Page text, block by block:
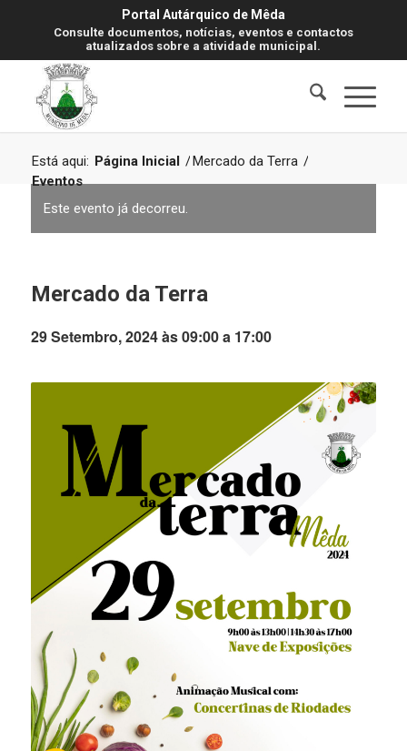
Portal Autárquico de Mêda
Consulte documentos, notícias, eventos e contactos
atualizados sobre a atividade municipal.
Está aqui: Página Inicial /Mercado da Terra /
Eventos
Este evento já decorreu.
Mercado da Terra
29 Setembro, 2024 às 09:00a 17:00